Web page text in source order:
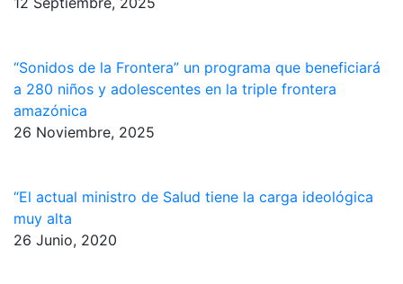
“Sonidos de la Frontera” un programa que beneficiará
a 280 niños y adolescentes en la triple frontera
amazónica
26 Noviembre, 2025
“El actual ministro de Salud tiene la carga ideológica
muy alta
26 Junio, 2020